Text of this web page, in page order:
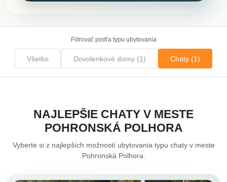
Filtrovať podľa typu ubytovania
Všetko Dovolenkové domy (1) Chaty (1)
NAJLEPŠIE CHATY V MESTE
POHRONSKÁ POLHORA
Vyberte si z najlepších možností ubytovania typu chaty v meste
Pohronská Polhora.